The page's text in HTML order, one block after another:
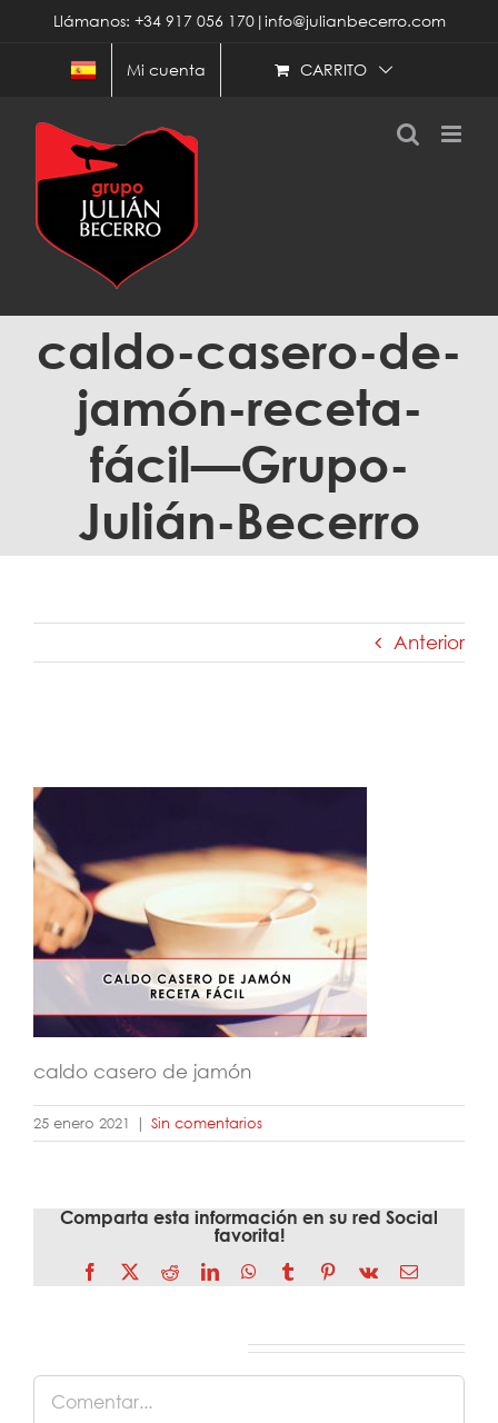
contenido
Llámanos: +34 917 056 170|info@julianbecerro.com
Mi cuenta CARRITO
caldo-casero-de-
jamón-receta-
fácil—Grupo-
Julián-Becerro
Anterior
caldo casero de jamón
25 enero 2021 | Sin comentarios
Comparta esta información en su red Social
favorita!
Facebook
X RedditLinkedInWhatsApp
TumblrPinterest
Vk
Correo
Comentar